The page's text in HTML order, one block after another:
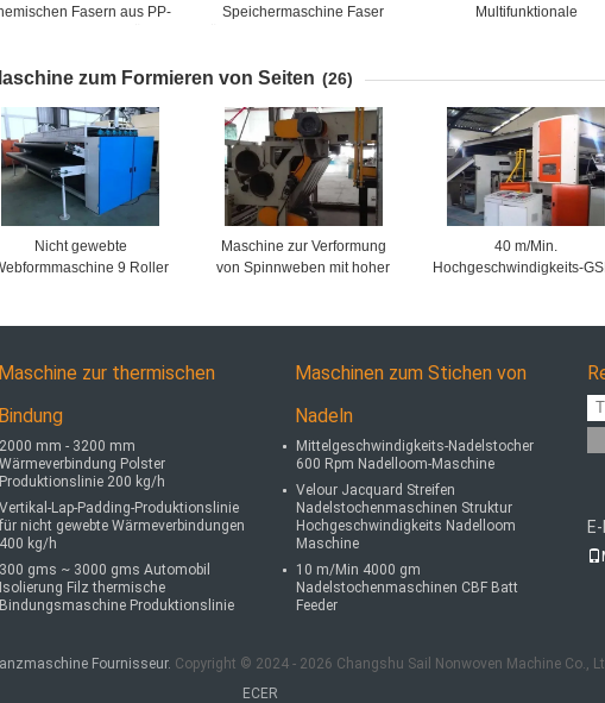
Fasern aus PP-
500 kg/h
Speichermaschine Faser
Multifunktionale
Mischmaschine
zum Formieren von Seiten (26)
Nicht gewebte
9 Roller
Maschine zur Verformung
von Spinnweben mit hoher
40 m/Min.
Hochgeschwindigkeits-
Maschine zur thermischen
Bindung
2000 mm - 3200 mm
Wärmeverbindung Polster
Produktionslinie 200 kg/h
Vertikal-Lap-Padding-Produktionslinie
für nicht gewebte Wärmeverbindungen
400 kg/h
300 gms ~ 3000 gms Automobil
Isolierung Filz thermische
Bindungsmaschine Produktionslinie
Maschinen zum Stichen von
Nadeln
Mittelgeschwindigkeits-Nadelstocher
600 Rpm Nadelloom-Maschine
Velour Jacquard Streifen
Nadelstochenmaschinen Struktur
Hochgeschwindigkeits Nadelloom
Maschine
10 m/Min 4000 gm
Nadelstochenmaschinen CBF Batt
Feeder
Fournisseur. Copyright © 2024 - 2026 Changshu Sail Nonwoven Machine Co.,
ECER